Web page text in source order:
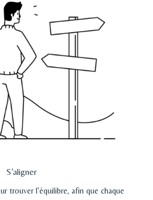
S’aligner
trouver l’équilibre, afin que chaque